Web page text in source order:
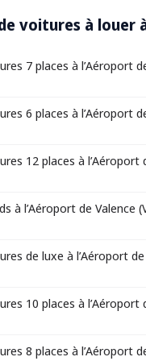
voitures à louer
7 places à l’Aéroport
6 places à l’Aéroport
12 places à l’Aéroport
à l’Aéroport de Valence
de luxe à l’Aéroport de
10 places à l’Aéroport
8 places à l’Aéroport